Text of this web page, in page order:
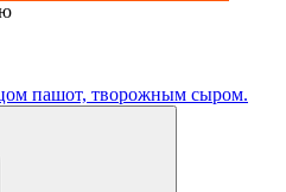
пашот, творожным сыром.